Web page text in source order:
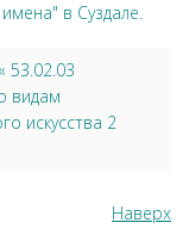
в Суздале.
« 53.02.03
видам
искусства 2
Наверх